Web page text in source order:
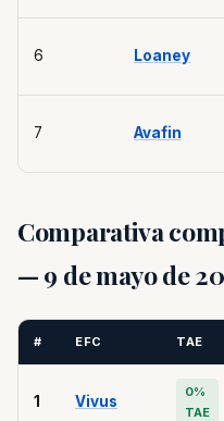
6 Loaney
7 Avafin
Comparativa
— 9 de mayo de
# EFC TAE
1 Vivus
0%
TAE